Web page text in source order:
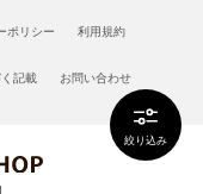
絞り込み
ポリシー 利用規約
記載 お問い合わせ